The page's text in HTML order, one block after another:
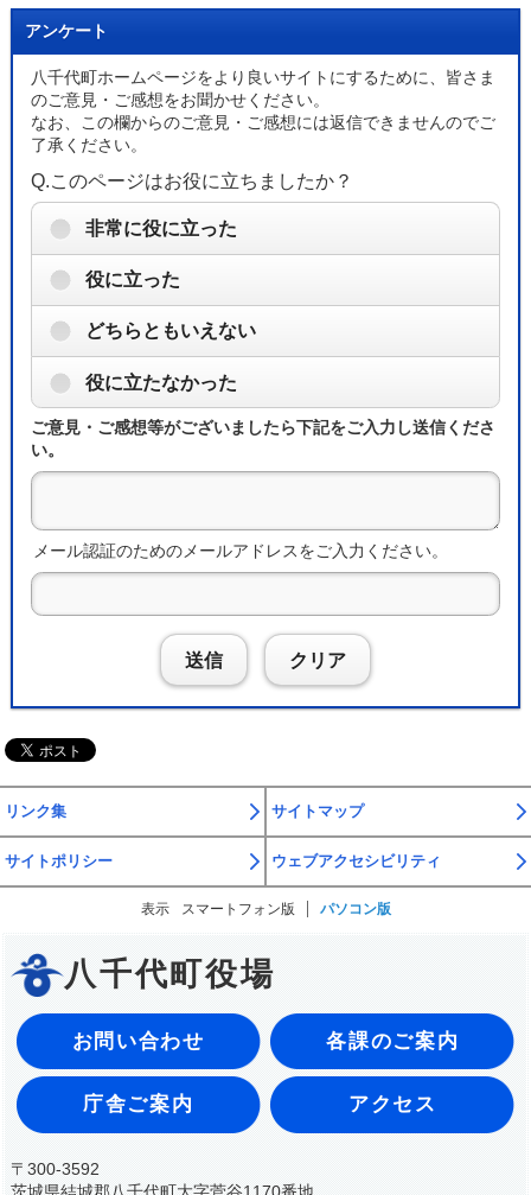
アンケート
八千代町ホームページをより良いサイトにするために、皆さま
のご意見・ご感想をお聞かせください。
なお、この欄からのご意見・ご感想には返信できませんのでご
了承ください。
Q.このページはお役に立ちましたか？
非常に役に立った
役に立った
どちらともいえない
役に立たなかった
ご意見・ご感想等がございましたら下記をご入力し送信くださ
い。
メール認証のためのメールアドレスをご入力ください。
送信 クリア
リンク集 サイトマップ
サイトポリシー ウェブアクセシビリティ
表示 スマートフォン版 パソコン版
八千代町役場
お問い合わせ 各課のご案内
庁舎ご案内 アクセス
〒300-3592
茨城県結城郡八千代町大字菅谷1170番地